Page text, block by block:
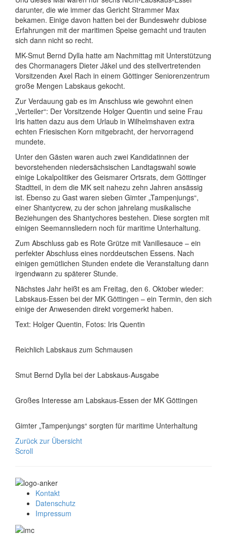
darunter, die wie immer das Gericht Strammer Max
bekamen. Einige davon hatten bei der Bundeswehr dubiose
Erfahrungen mit der maritimen Speise gemacht und trauten
sich dann nicht so recht.
MK-Smut Bernd Dylla hatte am Nachmittag mit Unterstützung
des Chormanagers Dieter Jäkel und des stellvertretenden
Vorsitzenden Axel Rach in einem Göttinger Seniorenzentrum
große Mengen Labskaus gekocht.
Zur Verdauung gab es im Anschluss wie gewohnt einen
„Verteiler“: Der Vorsitzende Holger Quentin und seine Frau
Iris hatten dazu aus dem Urlaub in Wilhelmshaven extra
echten Friesischen Korn mitgebracht, der hervorragend
mundete.
Unter den Gästen waren auch zwei Kandidatinnen der
bevorstehenden niedersächsischen Landtagswahl sowie
einige Lokalpolitiker des Geismarer Ortsrats, dem Göttinger
Stadtteil, in dem die MK seit nahezu zehn Jahren ansässig
ist. Ebenso zu Gast waren sieben Gimter „Tampenjungs“,
einer Shantycrew, zu der schon jahrelang musikalische
Beziehungen des Shantychores bestehen. Diese sorgten mit
einigen Seemannsliedern noch für maritime Unterhaltung.
Zum Abschluss gab es Rote Grütze mit Vanillesauce – ein
perfekter Abschluss eines norddeutschen Essens. Nach
einigen gemütlichen Stunden endete die Veranstaltung dann
irgendwann zu späterer Stunde.
Nächstes Jahr heißt es am Freitag, den 6. Oktober wieder:
Labskaus-Essen bei der MK Göttingen – ein Termin, den sich
einige der Anwesenden direkt vorgemerkt haben.
Text: Holger Quentin, Fotos: Iris Quentin
Reichlich Labskaus zum Schmausen
Smut Bernd Dylla bei der Labskaus-Ausgabe
Großes Interesse am Labskaus-Essen der MK Göttingen
Gimter „Tampenjungs“ sorgten für maritime Unterhaltung
Zurück zur Übersicht
Scroll
Kontakt
Datenschutz
Impressum